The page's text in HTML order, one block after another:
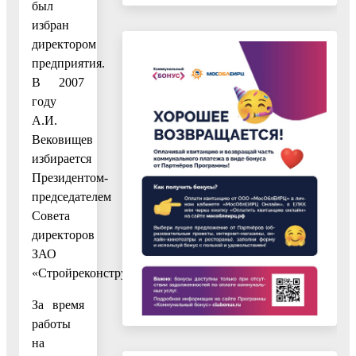
был
избран
директором
предприятия.
В 2007
году
А.И.
Вековищев
избирается
Президентом-
председателем
Совета
директоров
ЗАО
«Стройреконструкция».
За время
работы
на